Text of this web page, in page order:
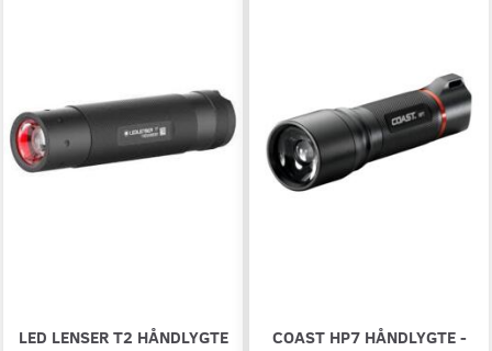
LED LENSER T2 HÅNDLYGTE
COAST HP7 HÅNDLYGTE -